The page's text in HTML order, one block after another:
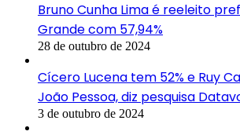
Bruno Cunha Lima é reeleito
Grande com 57,94%
28 de outubro de 2024
Cícero Lucena tem 52% e Ruy
João Pessoa, diz pesquisa
3 de outubro de 2024